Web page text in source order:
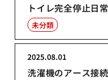
トイレ完全停止日
未分類
洗濯機のアース接
2025.08.01